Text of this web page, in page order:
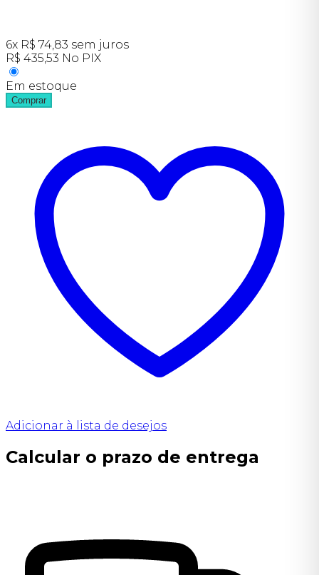
6x R$ 74,83 sem juros
R$ 435,53 No PIX
Em estoque
Comprar
Adicionar à lista de desejos
Calcular o prazo de entrega